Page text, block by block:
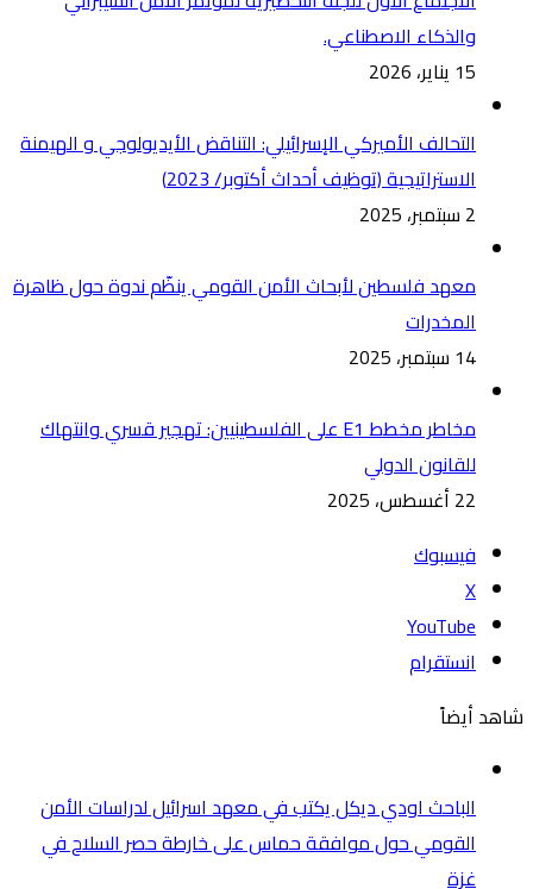
والذكاء الاصطناعي.
15 يناير، 2026
التحالف الأميركي الإسرائيلي: التناقض الأيديولوجي و الهيمنة
الاستراتيجية (توظيف أحداث أكتوبر/ 2023)
2 سبتمبر، 2025
معهد فلسطين لأبحاث الأمن القومي ينظّم ندوة حول ظاهرة
المخدرات
14 سبتمبر، 2025
مخاطر مخطط E1 على الفلسطينيين: تهجير قسري وانتهاك
للقانون الدولي
22 أغسطس، 2025
فيسبوك
‫X
‫YouTube
انستقرام
شاهد أيضاً
الباحث اودي ديكل يكتب في معهد اسرائيل لدراسات الأمن
القومي حول موافقة حماس على خارطة حصر السلاح في
غزة